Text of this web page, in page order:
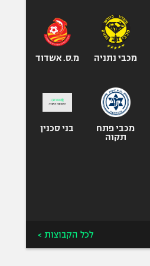
אופניים
ספורט מוטורי
כדורמים
בייסבול MLB
ספורט אתגרי
אומנויות לחימה
מכבי נתניה מ.ס. אשדוד
מכבי פתח
תקוה
בני סכנין
לכל הקבוצות >